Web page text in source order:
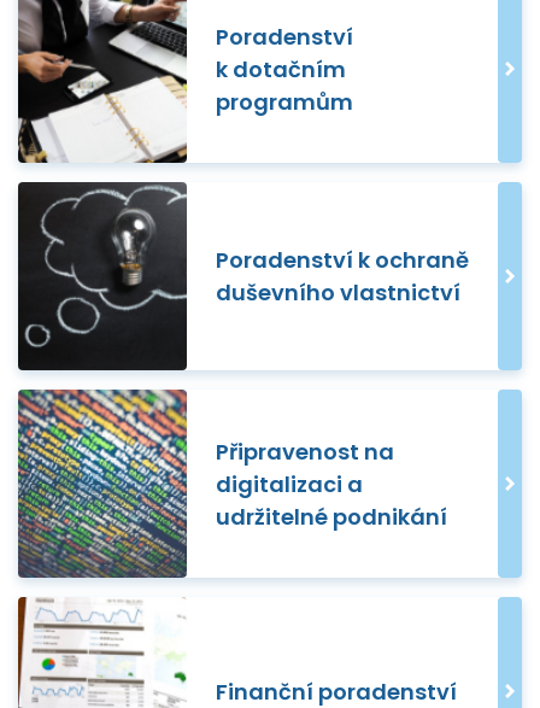
Poradenství
k dotačním
programům
Poradenství k ochraně
duševního vlastnictví
Připravenost na
digitalizaci a
udržitelné podnikání
Finanční poradenství